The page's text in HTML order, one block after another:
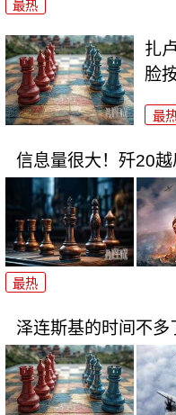
最热
扎
脸
最
信息量很大！歼20
最热
泽连斯基的时间不